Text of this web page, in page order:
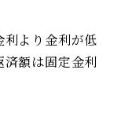
より金利が低
額は固定金利